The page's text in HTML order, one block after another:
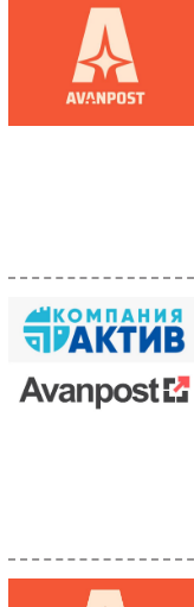
Гаджеты
Здоровье
РАЗДЕЛЫ
IT класс
Тестовый стенд
Каталог компаний